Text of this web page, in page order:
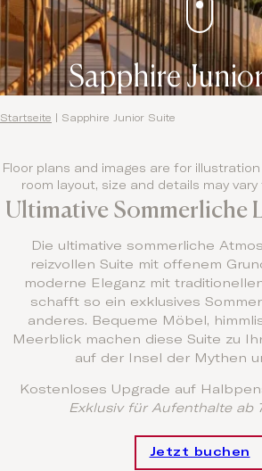
Sapphire
Startseite Sapphire Junior Suite
Floor plans and images are for
room layout, size and details may
Ultimative Sommerliche
Die ultimative sommerliche
reizvollen Suite mit offenem
moderne Eleganz mit
schafft so ein exklusives
anderes. Bequeme Möbel,
Meerblick machen diese Suite zu
auf der Insel der Mythen
Kostenloses Upgrade auf
Exklusiv für Aufenthalte ab
Jetzt buchen